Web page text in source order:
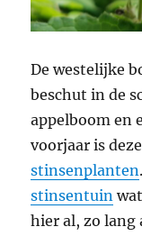
De westelijke
beschut in de
appelboom en
voorjaar is
stinsenplanten
stinsentuin
hier al, zo lang